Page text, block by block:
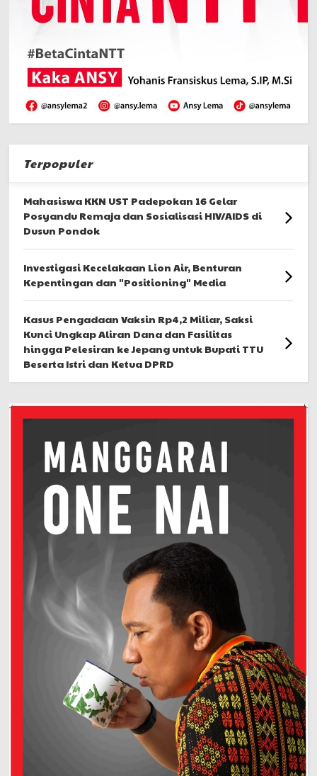
Terpopuler
Mahasiswa KKN UST Padepokan 16 Gelar
Posyandu Remaja dan Sosialisasi HIV/AIDS di
Dusun Pondok
Investigasi Kecelakaan Lion Air, Benturan
Kepentingan dan "Positioning" Media
Kasus Pengadaan Vaksin Rp4,2 Miliar, Saksi
Kunci Ungkap Aliran Dana dan Fasilitas
hingga Pelesiran ke Jepang untuk Bupati TTU
Beserta Istri dan Ketua DPRD